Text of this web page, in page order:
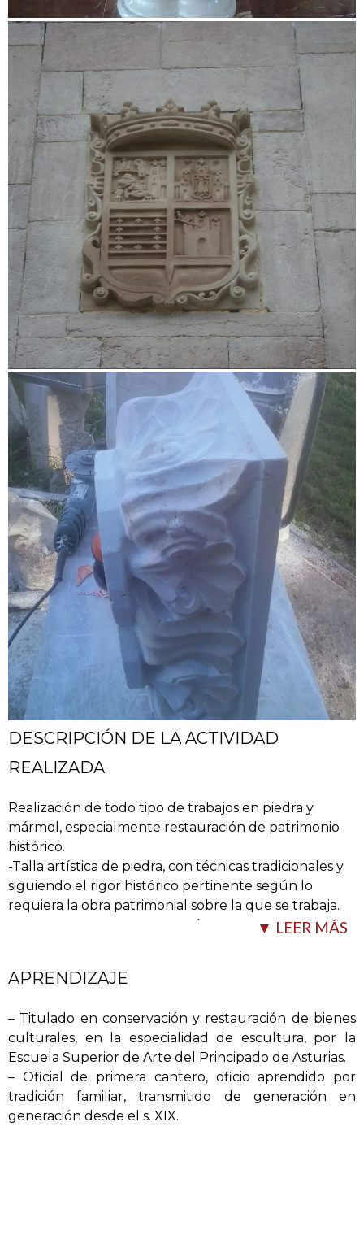
DESCRIPCIÓN DE LA ACTIVIDAD
REALIZADA
Realización de todo tipo de trabajos en piedra y
mármol, especialmente restauración de patrimonio
histórico.
-Talla artística de piedra, con técnicas tradicionales y
siguiendo el rigor histórico pertinente según lo
requiera la obra patrimonial sobre la que se trabaja.
-Muros y estructuras tanto a hueso como con…
morteros tradicionales de cal.
-Arcos y bóvedas siguiendo los métodos de traza de
▼ LEER MÁS
APRENDIZAJE
– Titulado en conservación y restauración de bienes
culturales, en la especialidad de escultura, por la
Escuela Superior de Arte del Principado de Asturias.
– Oficial de primera cantero, oficio aprendido por
tradición familiar, transmitido de generación en
generación desde el s. XIX.